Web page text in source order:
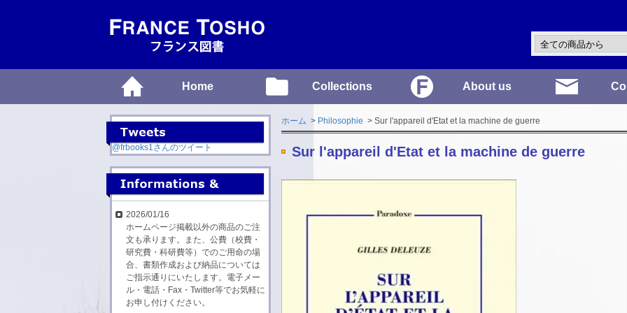
Home Collections About us
ホーム > Philosophie > Sur l'appareil d'Etat et la machine de guerre
Sur l'appareil d'Etat et la machine de guerre
@frbooks1さんのツイート
2026/01/16
ホームページ掲載以外の商品のご注
文も承ります。また、公費（校費・
研究費・科研費等）でのご用命の場
合、書類作成および納品については
ご指示通りにいたします。電子メー
ル・電話・Fax・Twitter等でお気軽に
お申し付けください。